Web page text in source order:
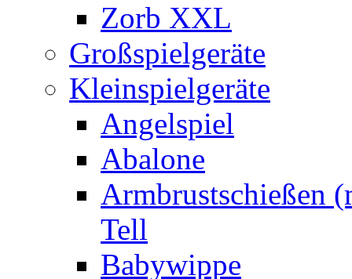
Zorb XXL
Großspielgeräte
Kleinspielgeräte
Angelspiel
Abalone
Armbrustschießen
Tell
Babywippe